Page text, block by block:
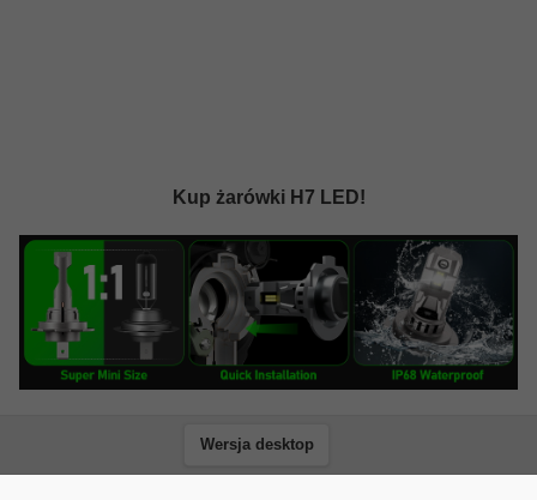
Kup żarówki H7 LED!
Wersja desktop